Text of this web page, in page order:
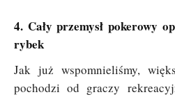
4. Cały przemysł pokerowy
rybek
Jak już wspomnieliśmy,
pochodzi od graczy